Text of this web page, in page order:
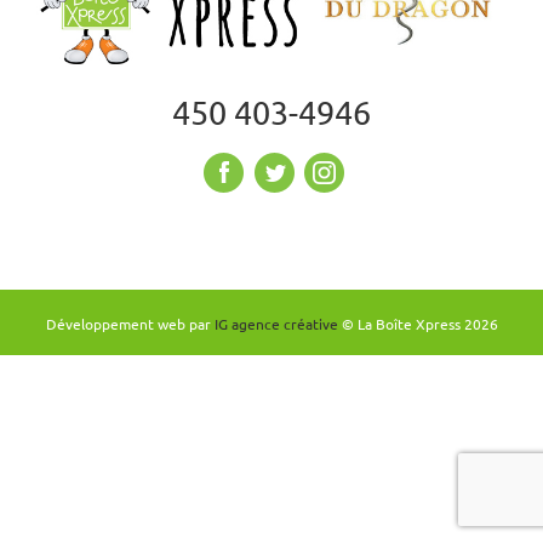
450 403-4946
Développement web par IG agence créative © La Boîte Xpress 2026